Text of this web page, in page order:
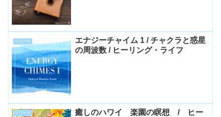
リリース
エナジーチャイム 1 / チャクラと惑星
の周波数 / ヒーリング・ライフ
リリース
癒しのハワイ 楽園の瞑想 / ヒー